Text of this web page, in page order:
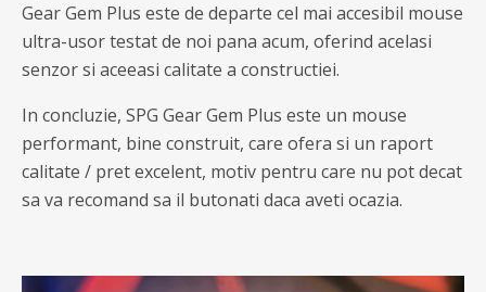
Gear Gem Plus este de departe cel mai accesibil mouse
ultra-usor testat de noi pana acum, oferind acelasi
senzor si aceeasi calitate a constructiei.
In concluzie, SPG Gear Gem Plus este un mouse
performant, bine construit, care ofera si un raport
calitate / pret excelent, motiv pentru care nu pot decat
sa va recomand sa il butonati daca aveti ocazia.